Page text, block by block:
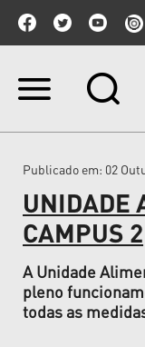
Ir
Ir
navegação
Publicado em: 02
UNIDADE
CAMPUS 2
A Unidade
pleno
todas as